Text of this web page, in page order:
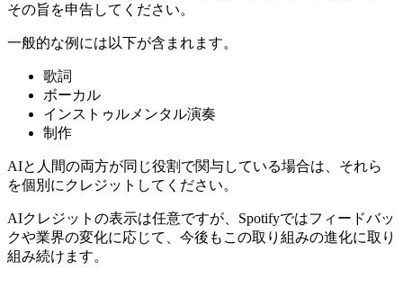
その旨を申告してください。
一般的な例には以下が含まれます。
歌詞
ボーカル
インストゥルメンタル演奏
制作
AIと人間の両方が同じ役割で関与している場合は、それら
を個別にクレジットしてください。
AIクレジットの表示は任意ですが、Spotifyではフィードバッ
クや業界の変化に応じて、今後もこの取り組みの進化に取り
組み続けます。